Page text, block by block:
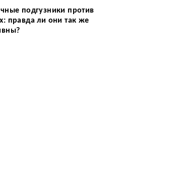
подгузники против
правда ли они так же